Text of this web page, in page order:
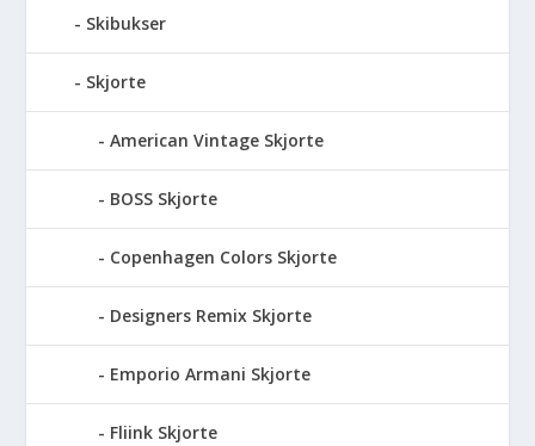
Skibukser
Skjorte
American Vintage Skjorte
BOSS Skjorte
Copenhagen Colors Skjorte
Designers Remix Skjorte
Emporio Armani Skjorte
Fliink Skjorte